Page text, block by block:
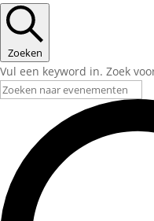
Zoeken
Vul een keyword in. Zoek